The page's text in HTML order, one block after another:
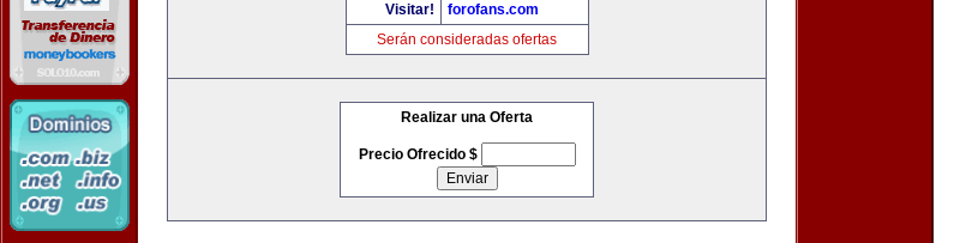
Visitar!
forofans.com
Serán consideradas ofertas
Realizar una Oferta
Precio Ofrecido $